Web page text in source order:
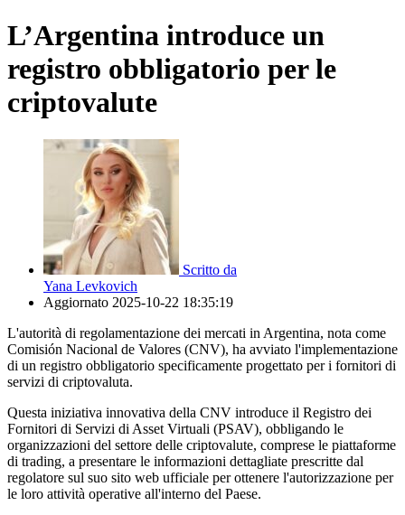
L’Argentina introduce un
registro obbligatorio per le
criptovalute
Scritto da
Yana Levkovich
Aggiornato 2025-10-22 18:35:19
L'autorità di regolamentazione dei mercati in Argentina, nota come
Comisión Nacional de Valores (CNV), ha avviato l'implementazione
di un registro obbligatorio specificamente progettato per i fornitori di
servizi di criptovaluta.
Questa iniziativa innovativa della CNV introduce il Registro dei
Fornitori di Servizi di Asset Virtuali (PSAV), obbligando le
organizzazioni del settore delle criptovalute, comprese le piattaforme
di trading, a presentare le informazioni dettagliate prescritte dal
regolatore sul suo sito web ufficiale per ottenere l'autorizzazione per
le loro attività operative all'interno del Paese.